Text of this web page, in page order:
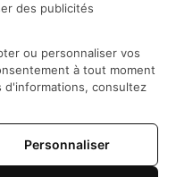
Otaku
des publicités
ou personnaliser vos
à tout moment
d'informations, consultez
Personnaliser